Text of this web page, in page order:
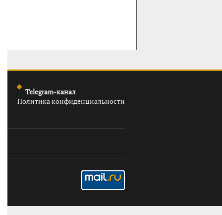
Telegram-канал
Политика конфиденциальности